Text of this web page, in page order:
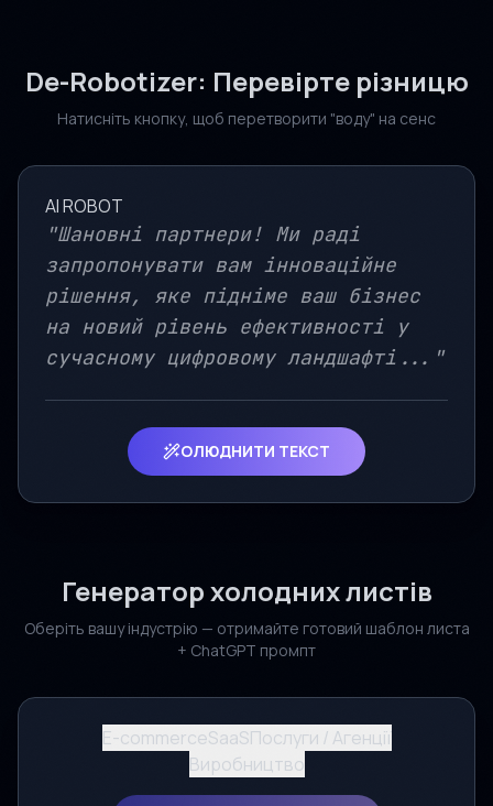
De-Robotizer: Перевірте різницю
Натисніть кнопку, щоб перетворити "воду" на сенс
AI ROBOT
"Шановні партнери! Ми раді
запропонувати вам інноваційне
рішення, яке підніме ваш бізнес
на новий рівень ефективності у
сучасному цифровому ландшафті..."
ОЛЮДНИТИ ТЕКСТ
Генератор холодних листів
Оберіть вашу індустрію — отримайте готовий шаблон листа
+ ChatGPT промпт
E-commerceSaaSПослуги / Агенції
Виробництво